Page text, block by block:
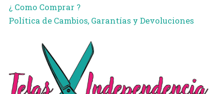
¿ Como Comprar ?
Política de Cambios, Garantías y Devoluciones